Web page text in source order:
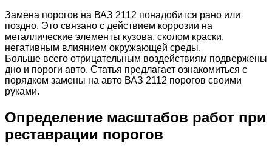
Замена порогов на ВАЗ 2112 понадобится рано или
поздно. Это связано с действием коррозии на
металлические элементы кузова, сколом краски,
негативным влиянием окружающей среды.
Больше всего отрицательным воздействиям подвержены
дно и пороги авто. Статья предлагает ознакомиться с
порядком замены на авто ВАЗ 2112 порогов своими
руками.
Определение масштабов работ при
реставрации порогов